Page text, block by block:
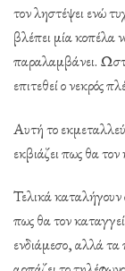
τον ληστέψει ενώ
βλέπει μία κοπέλα
παραλαμβάνει.
επιτεθεί ο νεκρός
Αυτή το
εκβιάζει πως θα
Τελικά καταλήγουν
πως θα τον
ενδιάμεσο, αλλά